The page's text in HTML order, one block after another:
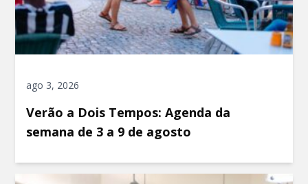
ago 3, 2026
Verão a Dois Tempos: Agenda da
semana de 3 a 9 de agosto